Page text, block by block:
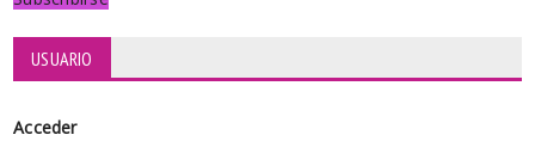
USUARIO
Acceder